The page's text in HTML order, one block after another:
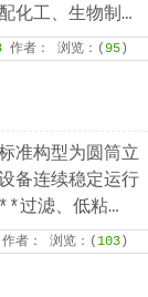
化工、生物制
景，是流体纯
。设备核心优势
易，可适配连续
作者： 浏览：(95 )
准构型为圆筒立
备连续稳定运行
过滤、低粘
作业需求
作者： 浏览：(103 )